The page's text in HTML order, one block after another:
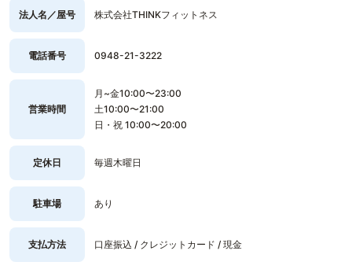
法人名／屋号 株式会社THINKフィットネス
電話番号 0948-21-3222
営業時間
月~金10:00〜23:00
土10:00〜21:00
日・祝 10:00〜20:00
定休日 毎週木曜日
駐車場 あり
支払方法 口座振込 / クレジットカード / 現金